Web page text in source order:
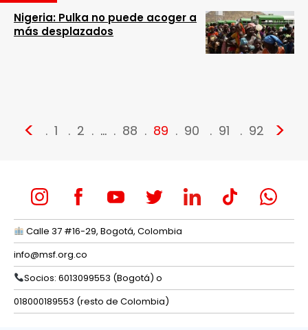
Nigeria: Pulka no puede acoger a
más desplazados
< 1 2 … 88 89 90 91 92 >
Calle 37 #16-29, Bogotá, Colombia
info@msf.org.co
Socios: 6013099553 (Bogotá) o
018000189553 (resto de Colombia)